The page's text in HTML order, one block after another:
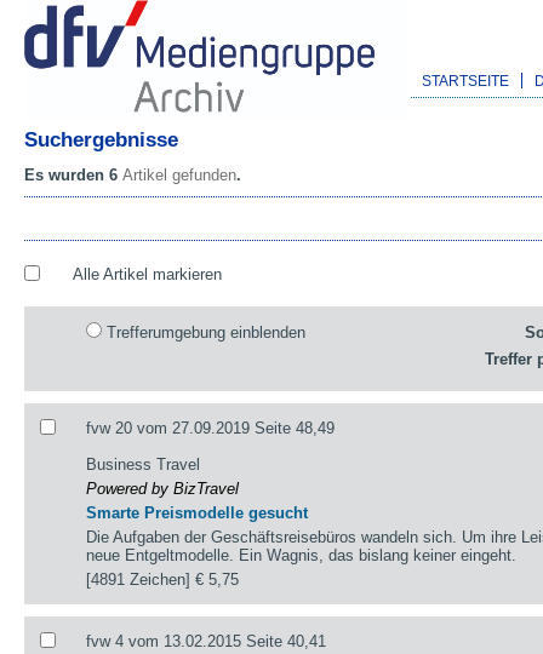
STARTSEITE
Suchergebnisse
Es wurden 6 Artikel gefunden.
Alle Artikel markieren
Trefferumgebung einblenden
Treffer
fvw 20 vom 27.09.2019 Seite 48,49
Business Travel
Powered by BizTravel
Smarte Preismodelle gesucht
Die Aufgaben der Geschäftsreisebüros wandeln sich. Um ihre
neue Entgeltmodelle. Ein Wagnis, das bislang keiner eingeht.
[4891 Zeichen]€ 5,75
fvw 4 vom 13.02.2015 Seite 40,41